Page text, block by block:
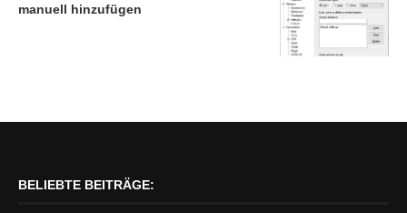
manuell hinzufügen
BELIEBTE BEITRÄGE: